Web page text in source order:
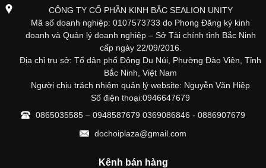
CÔNG TY CỔ PHẦN KINH BẮC SEALION UNITY
Mã số doanh nghiệp: 0107573733 do Phong Đăng ký kinh
doanh và Quản lý doanh nghiệp – Sở Tài chính tỉnh Bắc Ninh
cấp ngày 22/09/2016.
Địa chỉ trụ sở: Tổ dân phố Đông Du Núi, Phường Đào Viên, Tỉnh
Bắc Ninh, Việt Nam
Người chịu trách nhiệm quản lý website: Nguyễn Văn Hiệp
Số điện thoại:0946647679
0865035585 – 0948587679 0369086846 - 0886907679
dochoiplaza@gmail.com
Kênh bán hàng